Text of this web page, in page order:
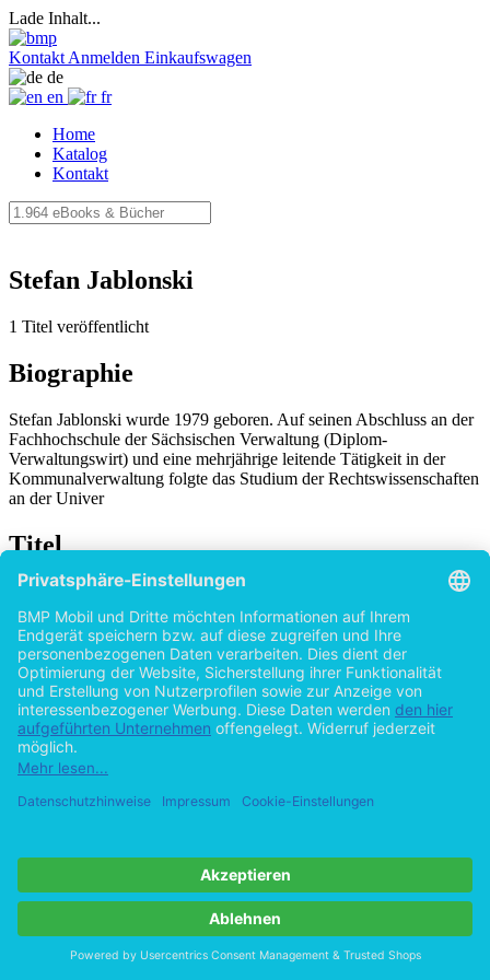
Lade Inhalt...
Kontakt Anmelden Einkaufswagen
de
en
fr
Home
Katalog
Kontakt
Stefan Jablonski
1 Titel veröffentlicht
Biographie
Stefan Jablonski wurde 1979 geboren. Auf seinen Abschluss an der
Fachhochschule der Sächsischen Verwaltung (Diplom-
Verwaltungswirt) und eine mehrjährige leitende Tätigkeit in der
Kommunalverwaltung folgte das Studium der Rechtswissenschaften
an der Univer
Titel
Die Emissionsgenehmigung nach dem TEHG:
Regelungsinhalt, Rechtscharakter, Funktion
und geplante Umsetzung im Umweltgesetzbuch
vonStefan Jablonski (Autor:in) 2013
©2009
45 Seiten
Hilfe/FAQ
Impressum
Vertrag widerrufen
Zur Desktop-Version
Copyright ©Imprint in der Bedey & Thoms Media GmbH
byOpen Publishing
Cookie-Einstellungen